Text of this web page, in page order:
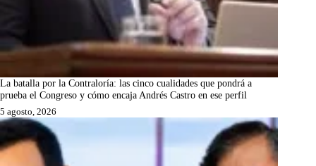
La batalla por la Contraloría: las cinco cualidades que pondrá a
prueba el Congreso y cómo encaja Andrés Castro en ese perfil
5 agosto, 2026